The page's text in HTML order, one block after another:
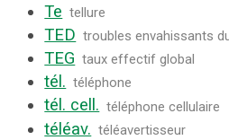
Te tellure
TED troubles envahissants
TEG taux effectif global
tél. téléphone
tél. cell. téléphone cellulaire
téléav. téléavertisseur